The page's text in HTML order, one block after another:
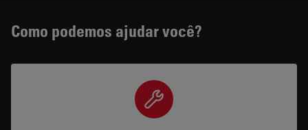
Como podemos ajudar você?